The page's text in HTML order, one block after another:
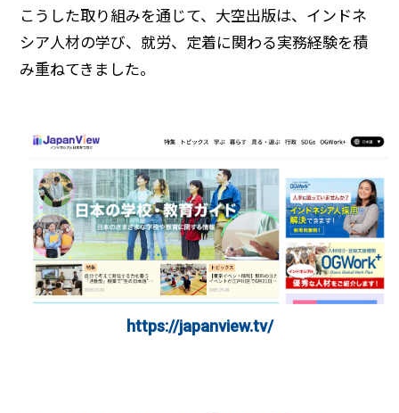
こうした取り組みを通じて、大空出版は、インドネ
シア人材の学び、就労、定着に関わる実務経験を積
み重ねてきました。
https://japanview.tv/